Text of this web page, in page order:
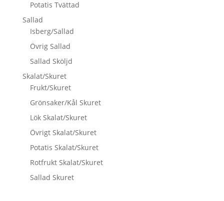
Potatis Tvättad
Sallad
Isberg/Sallad
Övrig Sallad
Sallad Sköljd
Skalat/Skuret
Frukt/Skuret
Grönsaker/Kål Skuret
Lök Skalat/Skuret
Övrigt Skalat/Skuret
Potatis Skalat/Skuret
Rotfrukt Skalat/Skuret
Sallad Skuret